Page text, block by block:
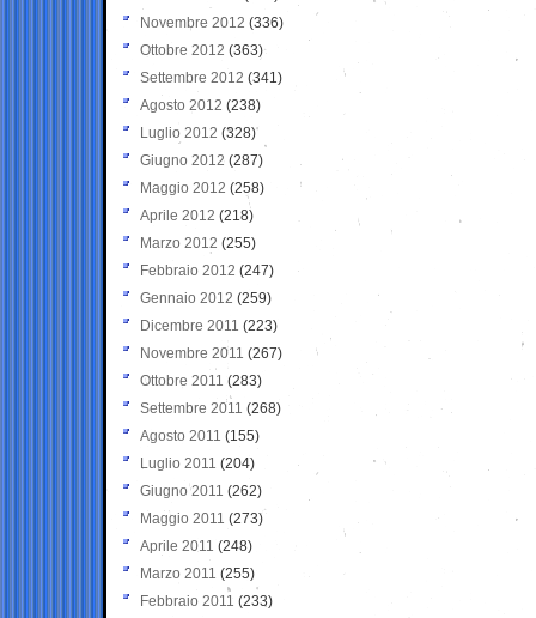
Novembre 2012 (336)
Ottobre 2012 (363)
Settembre 2012 (341)
Agosto 2012 (238)
Luglio 2012 (328)
Giugno 2012 (287)
Maggio 2012 (258)
Aprile 2012 (218)
Marzo 2012 (255)
Febbraio 2012 (247)
Gennaio 2012 (259)
Dicembre 2011 (223)
Novembre 2011 (267)
Ottobre 2011 (283)
Settembre 2011 (268)
Agosto 2011 (155)
Luglio 2011 (204)
Giugno 2011 (262)
Maggio 2011 (273)
Aprile 2011 (248)
Marzo 2011 (255)
Febbraio 2011 (233)